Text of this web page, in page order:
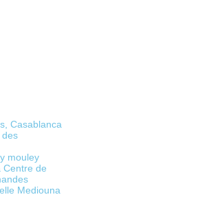
Casablanca
des
mouley
Centre de
Mediouna